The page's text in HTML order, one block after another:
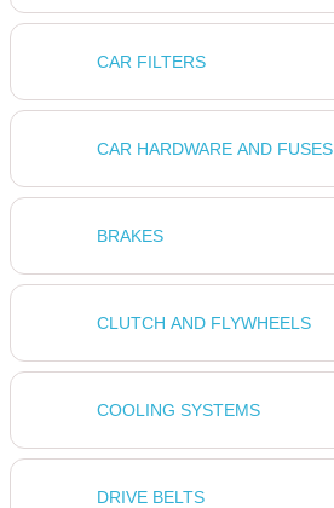
CAR FILTERS
CAR HARDWARE AND FUSES
BRAKES
CLUTCH AND FLYWHEELS
COOLING SYSTEMS
DRIVE BELTS